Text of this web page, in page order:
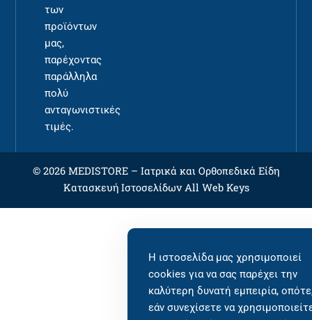
των
προϊόντων
μας,
παρέχοντας
παράλληλα
πολύ
ανταγωνιστικές
τιμές.
© 2026 MEDISTORE – Ιατρικά και Ορθοπεδικά Είδη
Κατασκευή ΙστοσελίδωνAll Web Keys
Η ιστοσελίδα μας χρησιμοποιεί
cookies για να σας παρέχει την
καλύτερη δυνατή εμπειρία,
εάν συνεχίσετε να